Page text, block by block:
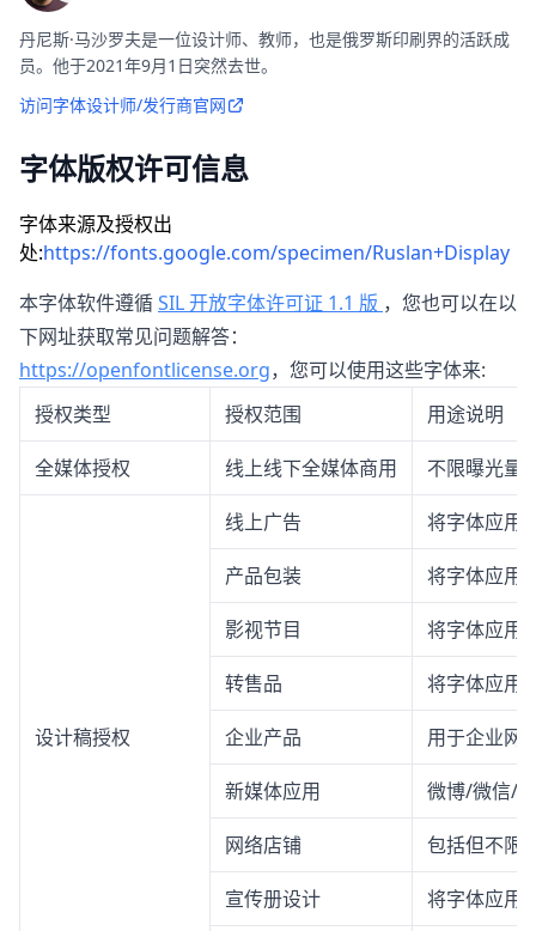
丹尼斯·马沙罗夫是一位设计师、教师，也是俄罗斯印刷界的活跃成
员。他于2021年9月1日突然去世。
访问字体设计师/发行商官网
字体版权许可信息
字体来源及授权出
处:https://fonts.google.com/specimen/Ruslan+Display
本字体软件遵循SIL 开放字体许可证 1.1 版 ，您也可以在以
下网址获取常见问题解答：
https://openfontlicense.org，您可以使用这些字体来:
授权类型
授权范围 用途说明
全媒体授权 线上线下全媒体商用 不限曝光量
设计稿授权
线上广告 将字体应用
产品包装 将字体应用
影视节目 将字体应用
转售品 将字体应用
企业产品 用于企业网
新媒体应用 微博/微信/
网络店铺 包括但不限
宣传册设计 将字体应用